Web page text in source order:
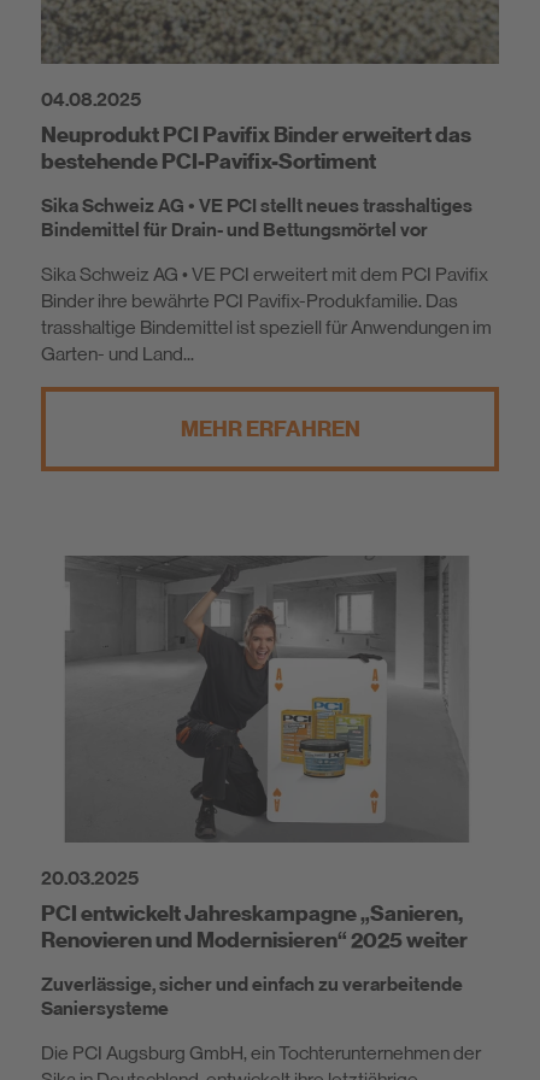
04.08.2025
Neuprodukt PCI Pavifix Binder erweitert das
bestehende PCI-Pavifix-Sortiment
Sika Schweiz AG • VE PCI stellt neues trasshaltiges
Bindemittel für Drain- und Bettungsmörtel vor
Sika Schweiz AG • VE PCI erweitert mit dem PCI Pavifix
Binder ihre bewährte PCI Pavifix-Produkfamilie. Das
trasshaltige Bindemittel ist speziell für Anwendungen im
Garten- und Land...
MEHR ERFAHREN
20.03.2025
PCI entwickelt Jahreskampagne „Sanieren,
Renovieren und Modernisieren“ 2025 weiter
Zuverlässige, sicher und einfach zu verarbeitende
Saniersysteme
Die PCI Augsburg GmbH, ein Tochterunternehmen der